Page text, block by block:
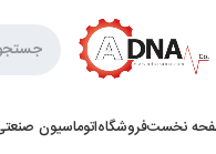
نخستفروشگاهاتوماسیون